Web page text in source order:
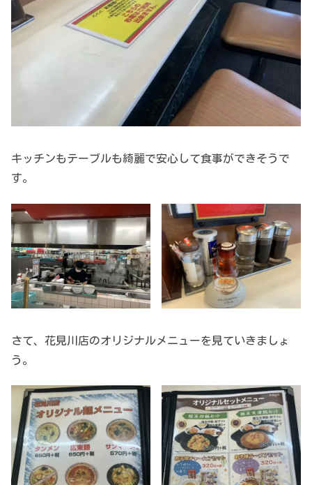
キッチンもテーブルも綺麗で安心して食事ができそうで
す。
さて、花見川店のオリジナルメニューを見ていきましょ
う。